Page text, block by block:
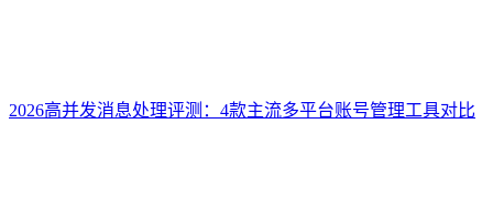
2026高并发消息处理评测：4款主流多平台账号管理工具对比